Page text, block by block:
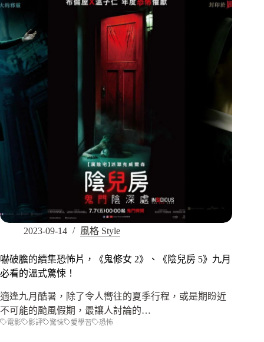
2023-09-14 風格 Style
嚇破膽的續集恐怖片，《鬼修女 2》、《陰兒房 5》九月
必看的溫式驚悚！
適逢九月酷暑，除了令人嚮往的夏季行程，或是期盼近
不可能的颱風假期，最讓人討論的…
電影 影評 驚悚 愛學習 恐怖